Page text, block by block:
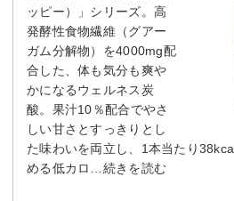
ッピー）」シリーズ。高
発酵性食物繊維（グアー
ガム分解物）を4000mg配
合した、体も気分も爽や
かになるウェルネス炭
酸。果汁10％配合でやさ
しい甘さとすっきりとし
た味わいを両立し、1本当たり
める低カロ…続きを読む